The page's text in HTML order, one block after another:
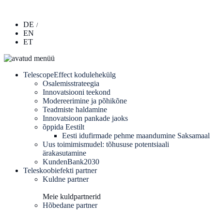
DE
EN
ET
TelescopeEffect kodulehekülg
Osalemisstrateegia
Innovatsiooni teekond
Modereerimine ja põhikõne
Teadmiste haldamine
Innovatsioon pankade jaoks
õppida Eestilt
Eesti idufirmade pehme maandumine Saksamaal
Uus toimimismudel: tõhususe potentsiaali
ärakasutamine
KundenBank2030
Teleskoobiefekti partner
Kuldne partner
Meie kuldpartnerid
Hõbedane partner